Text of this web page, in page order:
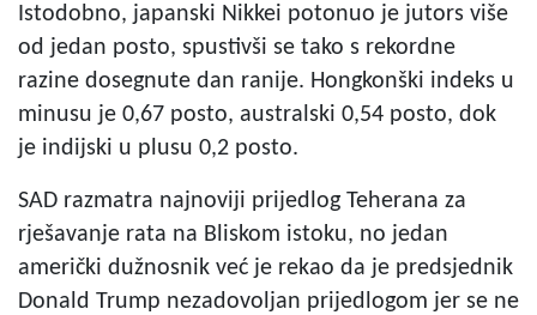
Istodobno, japanski Nikkei potonuo je jutors više
od jedan posto, spustivši se tako s rekordne
razine dosegnute dan ranije. Hongkonški indeks u
minusu je 0,67 posto, australski 0,54 posto, dok
je indijski u plusu 0,2 posto.
SAD razmatra najnoviji prijedlog Teherana za
rješavanje rata na Bliskom istoku, no jedan
američki dužnosnik već je rekao da je predsjednik
Donald Trump nezadovoljan prijedlogom jer se ne